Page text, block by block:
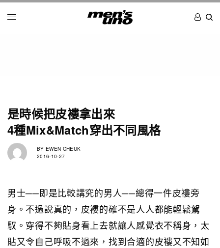
是時候把皮褸拿出來
4種Mix&Match穿出不同風格
BY EWEN CHEUK
2016-10-27
男士──即是比較講究的男人──總得一件皮褸旁
身。不過說真的，皮褸的確不是人人都能輕鬆駕
馭。穿得不夠貼身看上去就讓人感覺衣不稱身，太
貼又令自己呼吸不過來，找到合適的皮褸又不知如